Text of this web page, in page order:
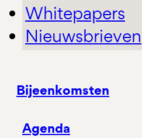
Whitepapers
Nieuwsbrieven
Bijeenkomsten
Agenda